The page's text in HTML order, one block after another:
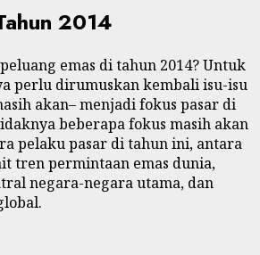
2014
emas di tahun 2014? Untuk
perlu dirumuskan kembali isu-isu
akan– menjadi fokus pasar di
beberapa fokus masih akan
pelaku pasar di tahun ini, antara
tren permintaan emas dunia,
negara-negara utama, dan